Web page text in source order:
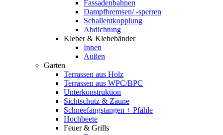
Fassadenbahnen
Dampfbremsen/ -sperren
Schallentkopplung
Abdichtung
Kleber & Klebebänder
Innen
Außen
Garten
Terrassen aus Holz
Terrassen aus WPC/BPC
Unterkonstruktion
Sichtschutz & Zäune
Schneefangstangen + Pfähle
Hochbeete
Feuer & Grills